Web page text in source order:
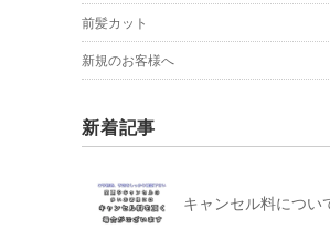
前髪カット
新規のお客様へ
新着記事
キャンセル料につい